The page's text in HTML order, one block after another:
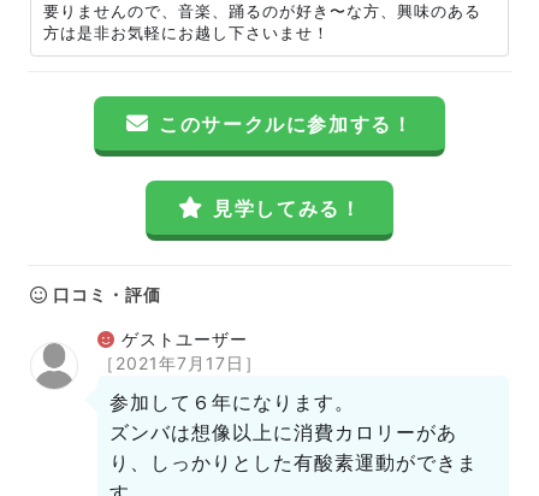
要りませんので、音楽、踊るのが好き〜な方、興味のある
方は是非お気軽にお越し下さいませ！
このサークルに参加する！
見学してみる！
口コミ・評価
ゲストユーザー
［2021年7月17日］
参加して６年になります。
ズンバは想像以上に消費カロリーがあ
り、しっかりとした有酸素運動ができま